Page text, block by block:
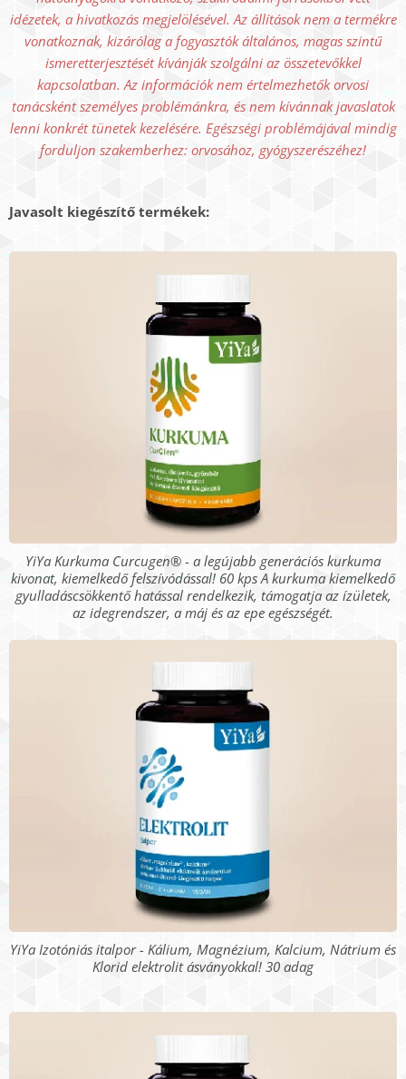
idézetek, a hivatkozás megjelölésével. Az állítások nem a termékre
vonatkoznak, kizárólag a fogyasztók általános, magas szintű
ismeretterjesztését kívánják szolgálni az összetevőkkel
kapcsolatban. Az információk nem értelmezhetők orvosi
tanácsként személyes problémánkra, és nem kívánnak javaslatok
lenni konkrét tünetek kezelésére. Egészségi problémájával mindig
forduljon szakemberhez: orvosához, gyógyszerészéhez!
Javasolt kiegészítő termékek:
YiYa Kurkuma Curcugen® - a legújabb generációs kurkuma
kivonat, kiemelkedő felszívódással! 60 kps A kurkuma kiemelkedő
gyulladáscsökkentő hatással rendelkezik, támogatja az ízületek,
az idegrendszer, a máj és az epe egészségét.
YiYa Izotóniás italpor - Kálium, Magnézium, Kalcium, Nátrium és
Klorid elektrolit ásványokkal! 30 adag